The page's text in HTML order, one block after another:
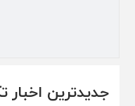
جدیدترین اخبار